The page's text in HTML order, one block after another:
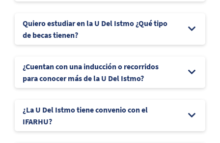
Quiero estudiar en la U Del Istmo ¿Qué tipo
de becas tienen?
¿Cuentan con una inducción o recorridos
para conocer más de la U Del Istmo?
¿La U Del Istmo tiene convenio con el
IFARHU?